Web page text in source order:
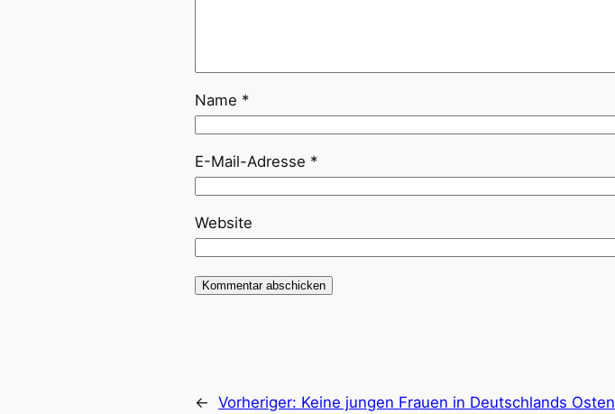
Name *
E-Mail-Adresse *
Website
← Vorheriger: Keine jungen Frauen in Deutschlands Osten